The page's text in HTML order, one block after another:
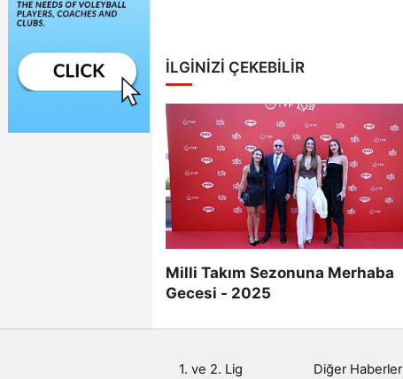
İLGİNİZİ ÇEKEBİLİR
Milli Takım Sezonuna Merhaba
Gecesi - 2025
1. ve 2. Lig Diğer Haberler